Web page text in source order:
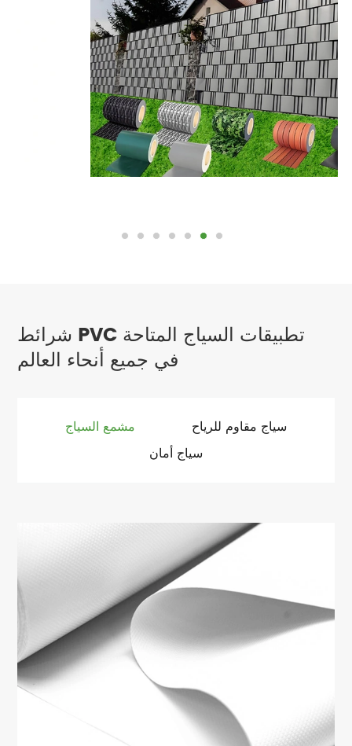
شرائط PVC تطبيقات السياج المتاحة
في جميع أنحاء العالم
مشمع السياج
سياج مقاوم للرياح
سياج أمان